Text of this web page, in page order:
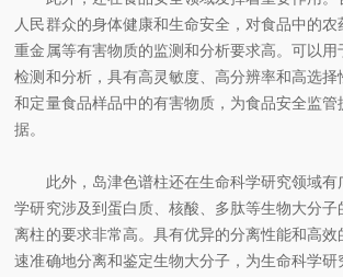
人民群众的身体健康和生命安全，对食品中的
重金属等有害物质的监测和分析要求高。可以用
检测和分析，具有高灵敏度、高分辨率和高选
和定量食品样品中的有害物质，为食品安全监
据。
此外，岛津色谱柱还在生命科学研究领域有
学研究涉及到蛋白质、核酸、多肽等生物大分
离柱的要求非常高。具有优异的分离性能和高
速准确地分离和鉴定生物大分子，为生命科学